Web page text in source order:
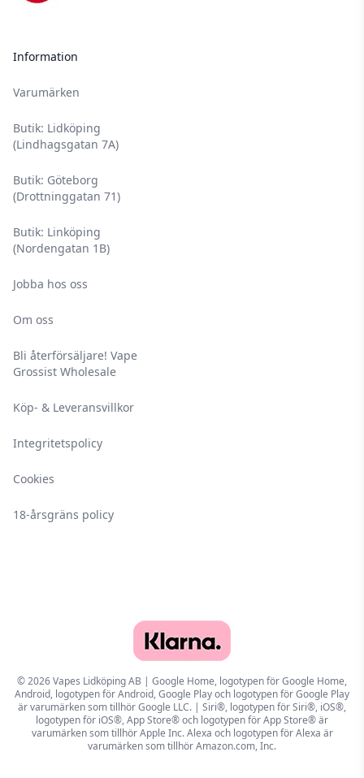
Information
Varumärken
Butik: Lidköping
(Lindhagsgatan 7A)
Butik: Göteborg
(Drottninggatan 71)
Butik: Linköping
(Nordengatan 1B)
Jobba hos oss
Om oss
Bli återförsäljare! Vape
Grossist Wholesale
Köp- & Leveransvillkor
Integritetspolicy
Cookies
18-årsgräns policy
© 2026 Vapes Lidköping AB | Google Home, logotypen för Google Home,
Android, logotypen för Android, Google Play och logotypen för Google Play
är varumärken som tillhör Google LLC. | Siri®, logotypen för Siri®, iOS®,
logotypen för iOS®, App Store® och logotypen för App Store® är
varumärken som tillhör Apple Inc. Alexa och logotypen för Alexa är
varumärken som tillhör Amazon.com, Inc.